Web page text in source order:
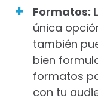
Formatos:
única
también
bien
formatos
con tu